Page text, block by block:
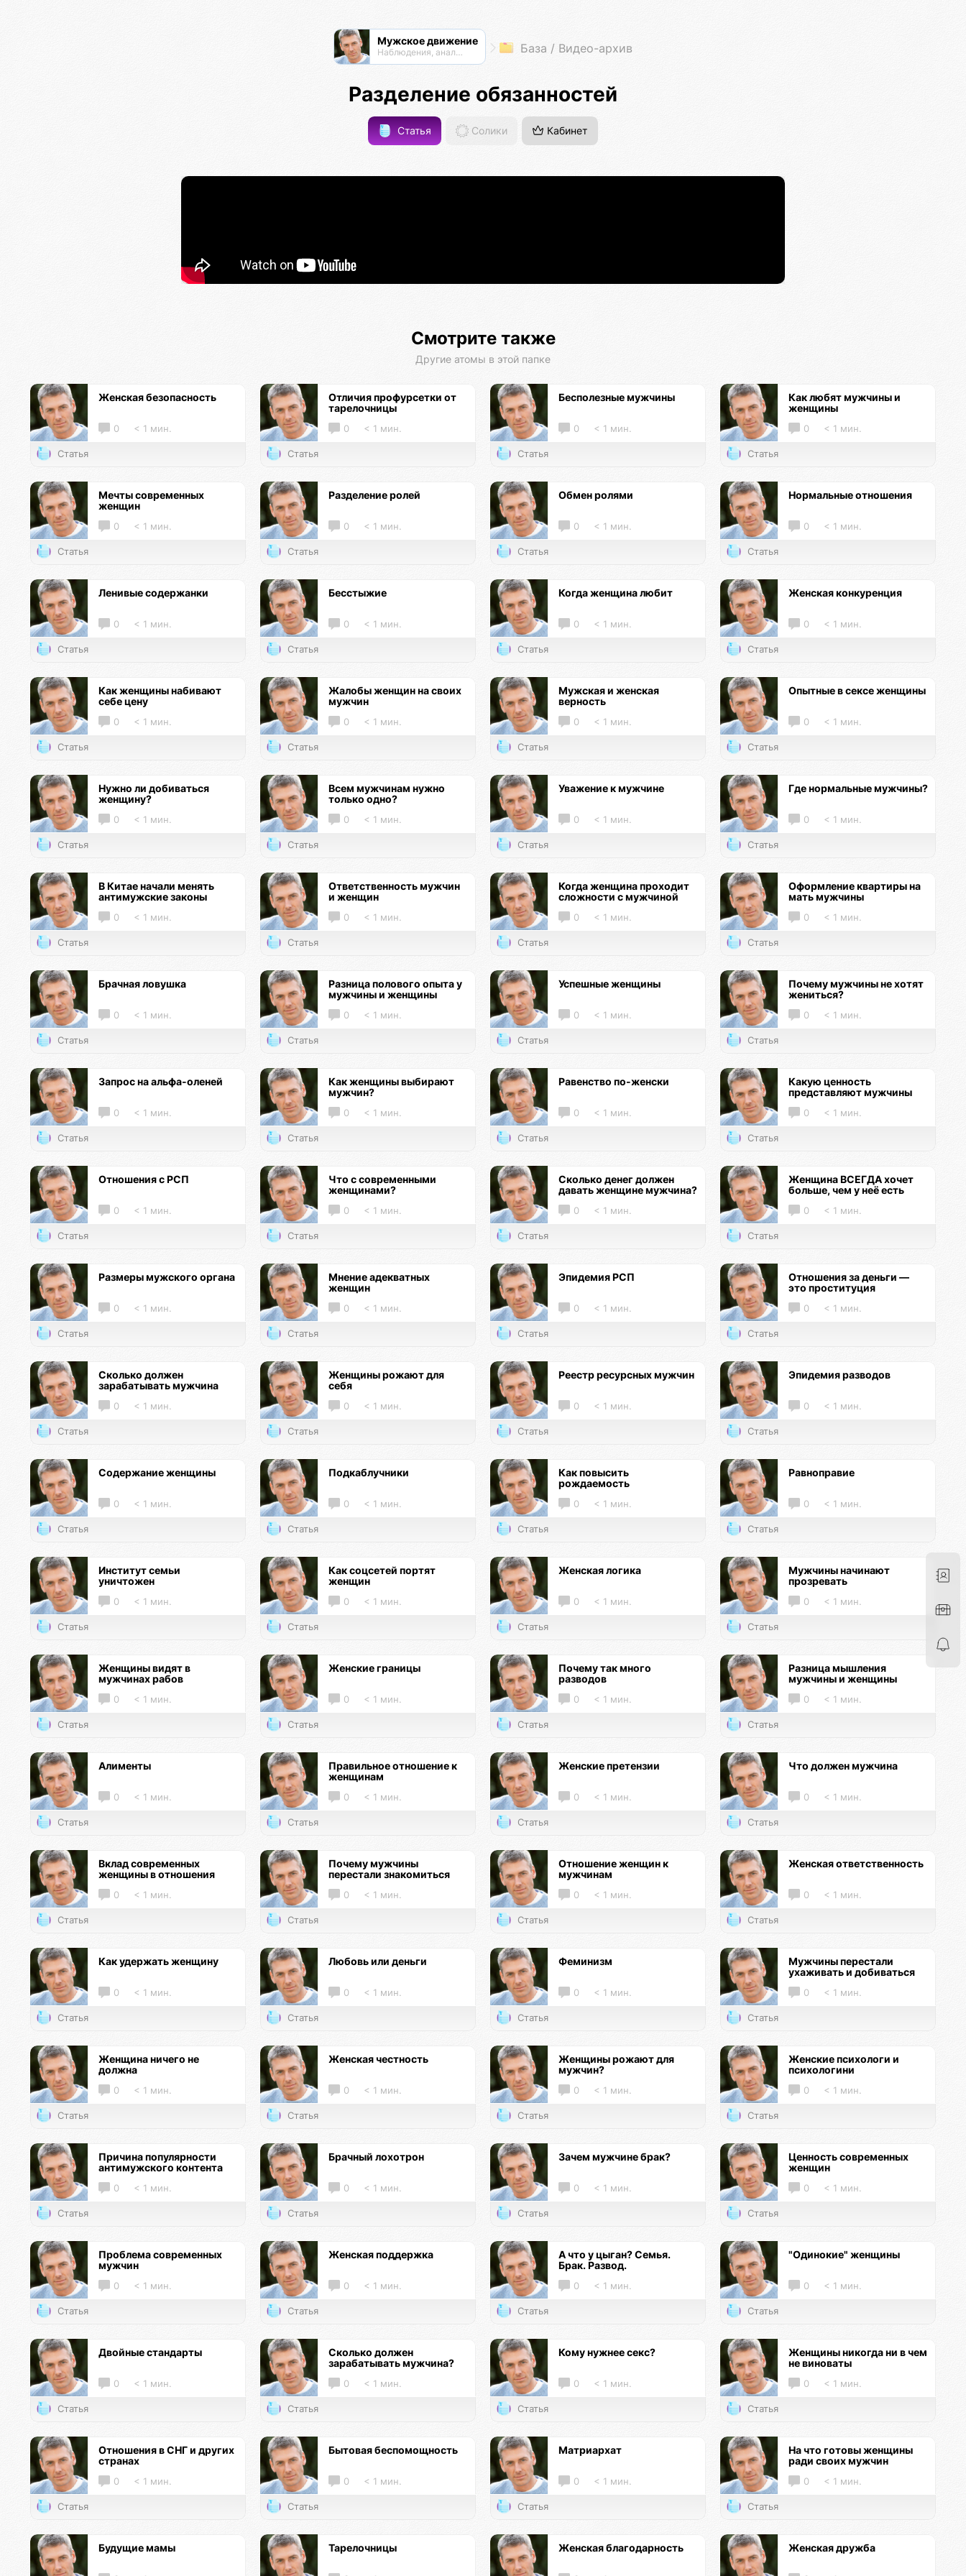
Мужское движение
Наблюдения, анализ, обсуждения База / Видео-архив
Разделение обязанностей
Статья Солики Кабинет
Смотрите также
Другие атомы в этой папке
Женская безопасность
0 < 1 мин.
Статья
Отличия профурсетки от
тарелочницы
0 < 1 мин.
Статья
Бесполезные мужчины
0 < 1 мин.
Статья
Как любят мужчины и
женщины
0 < 1 мин.
Статья
Мечты современных
женщин
0 < 1 мин.
Статья
Разделение ролей
0 < 1 мин.
Статья
Обмен ролями
0 < 1 мин.
Статья
Нормальные отношения
0 < 1 мин.
Статья
Ленивые содержанки
0 < 1 мин.
Статья
Бесстыжие
0 < 1 мин.
Статья
Когда женщина любит
0 < 1 мин.
Статья
Женская конкуренция
0 < 1 мин.
Статья
Как женщины набивают
себе цену
0 < 1 мин.
Статья
Жалобы женщин на своих
мужчин
0 < 1 мин.
Статья
Мужская и женская
верность
0 < 1 мин.
Статья
Опытные в сексе женщины
0 < 1 мин.
Статья
Нужно ли добиваться
женщину?
0 < 1 мин.
Статья
Всем мужчинам нужно
только одно?
0 < 1 мин.
Статья
Уважение к мужчине
0 < 1 мин.
Статья
Где нормальные мужчины?
0 < 1 мин.
Статья
В Китае начали менять
антимужские законы
0 < 1 мин.
Статья
Ответственность мужчин
и женщин
0 < 1 мин.
Статья
Когда женщина проходит
сложности с мужчиной
0 < 1 мин.
Статья
Оформление квартиры на
мать мужчины
0 < 1 мин.
Статья
Брачная ловушка
0 < 1 мин.
Статья
Разница полового опыта у
мужчины и женщины
0 < 1 мин.
Статья
Успешные женщины
0 < 1 мин.
Статья
Почему мужчины не хотят
жениться?
0 < 1 мин.
Статья
Запрос на альфа-оленей
0 < 1 мин.
Статья
Как женщины выбирают
мужчин?
0 < 1 мин.
Статья
Равенство по-женски
0 < 1 мин.
Статья
Какую ценность
представляют мужчины
0 < 1 мин.
Статья
Отношения с РСП
0 < 1 мин.
Статья
Что с современными
женщинами?
0 < 1 мин.
Статья
Сколько денег должен
давать женщине мужчина?
0 < 1 мин.
Статья
Женщина ВСЕГДА хочет
больше, чем у неё есть
0 < 1 мин.
Статья
Размеры мужского органа
0 < 1 мин.
Статья
Мнение адекватных
женщин
0 < 1 мин.
Статья
Эпидемия РСП
0 < 1 мин.
Статья
Отношения за деньги —
это проституция
0 < 1 мин.
Статья
Сколько должен
зарабатывать мужчина
0 < 1 мин.
Статья
Женщины рожают для
себя
0 < 1 мин.
Статья
Реестр ресурсных мужчин
0 < 1 мин.
Статья
Эпидемия разводов
0 < 1 мин.
Статья
Содержание женщины
0 < 1 мин.
Статья
Подкаблучники
0 < 1 мин.
Статья
Как повысить
рождаемость
0 < 1 мин.
Статья
Равноправие
0 < 1 мин.
Статья
Институт семьи
уничтожен
0 < 1 мин.
Статья
Как соцсетей портят
женщин
0 < 1 мин.
Статья
Женская логика
0 < 1 мин.
Статья
Мужчины начинают
прозревать
0 < 1 мин.
Статья
Женщины видят в
мужчинах рабов
0 < 1 мин.
Статья
Женские границы
0 < 1 мин.
Статья
Почему так много
разводов
0 < 1 мин.
Статья
Разница мышления
мужчины и женщины
0 < 1 мин.
Статья
Алименты
0 < 1 мин.
Статья
Правильное отношение к
женщинам
0 < 1 мин.
Статья
Женские претензии
0 < 1 мин.
Статья
Что должен мужчина
0 < 1 мин.
Статья
Вклад современных
женщины в отношения
0 < 1 мин.
Статья
Почему мужчины
перестали знакомиться
0 < 1 мин.
Статья
Отношение женщин к
мужчинам
0 < 1 мин.
Статья
Женская ответственность
0 < 1 мин.
Статья
Как удержать женщину
0 < 1 мин.
Статья
Любовь или деньги
0 < 1 мин.
Статья
Феминизм
0 < 1 мин.
Статья
Мужчины перестали
ухаживать и добиваться
0 < 1 мин.
Статья
Женщина ничего не
должна
0 < 1 мин.
Статья
Женская честность
0 < 1 мин.
Статья
Женщины рожают для
мужчин?
0 < 1 мин.
Статья
Женские психологи и
психологини
0 < 1 мин.
Статья
Причина популярности
антимужского контента
0 < 1 мин.
Статья
Брачный лохотрон
0 < 1 мин.
Статья
Зачем мужчине брак?
0 < 1 мин.
Статья
Ценность современных
женщин
0 < 1 мин.
Статья
Проблема современных
мужчин
0 < 1 мин.
Статья
Женская поддержка
0 < 1 мин.
Статья
А что у цыган? Семья.
Брак. Развод.
0 < 1 мин.
Статья
"Одинокие" женщины
0 < 1 мин.
Статья
Двойные стандарты
0 < 1 мин.
Статья
Сколько должен
зарабатывать мужчина?
0 < 1 мин.
Статья
Кому нужнее секс?
0 < 1 мин.
Статья
Женщины никогда ни в чем
не виноваты
0 < 1 мин.
Статья
Отношения в СНГ и других
странах
0 < 1 мин.
Статья
Бытовая беспомощность
0 < 1 мин.
Статья
Матриархат
0 < 1 мин.
Статья
На что готовы женщины
ради своих мужчин
0 < 1 мин.
Статья
Будущие мамы Тарелочницы Женская благодарность Женская дружба